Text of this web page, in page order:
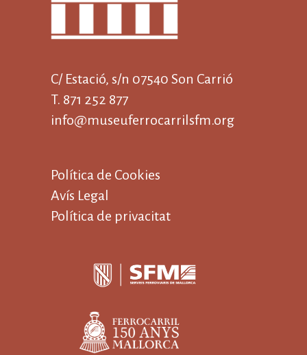
C/ Estació, s/n 07540 Son Carrió
T. 871 252 877
info@museuferrocarrilsfm.org
Política de Cookies
Avís Legal
Política de privacitat